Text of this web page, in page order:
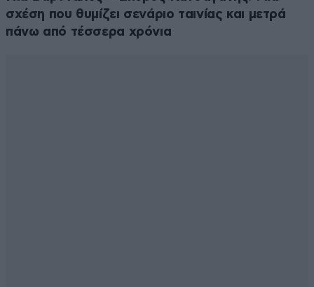
σχέση που θυμίζει σενάριο ταινίας και μετρά
πάνω από τέσσερα χρόνια